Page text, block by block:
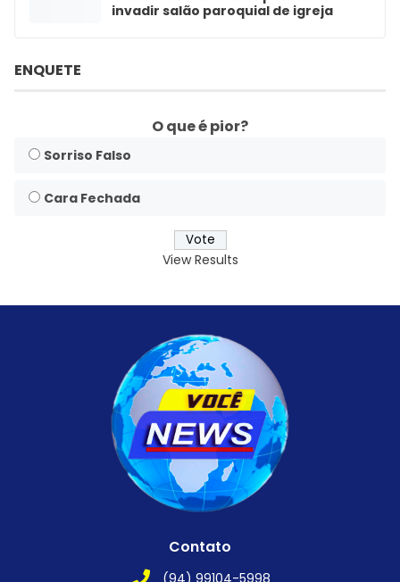
invadir salão paroquial de igreja
ENQUETE
O que é pior?
Sorriso Falso
Cara Fechada
View Results
Contato
(94) 99104-5998